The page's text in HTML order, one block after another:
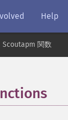
Help
Scoutapm 関数